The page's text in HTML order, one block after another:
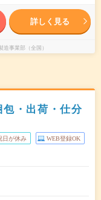
詳しく見る
事業部（全国）
包・出荷・仕分
日が休み WEB登録OK